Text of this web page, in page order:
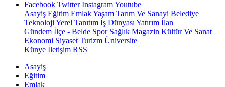
Facebook Twitter InstagramYoutube
Asayiş Eğitim EmlakYaşam Tarım Ve Sanayi Belediye
Teknoloji Yerel Tanıtım İş Dünyası Yatırım İlan
Gündem İlçe - Belde SporSağlık Magazin Kültür Ve Sanat
Ekonomi Siyaset Turizm Üniversite
Künye İletişim RSS
Asayiş
Eğitim
Emlak